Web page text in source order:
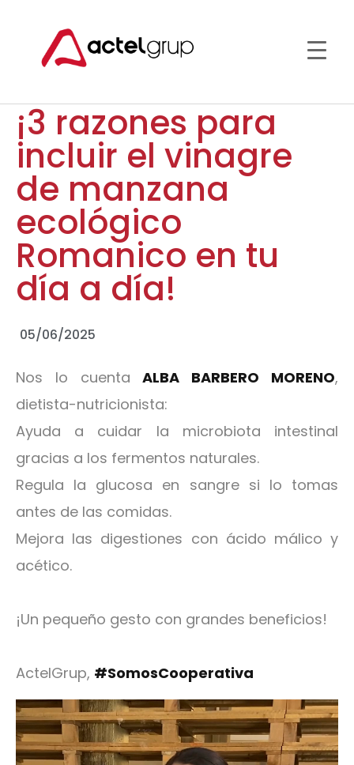
¡3 razones para
incluir el vinagre
de manzana
ecológico
Romanico en tu
día a día!
05/06/2025
Nos lo cuentaALBA BARBERO MORENO,
dietista-nutricionista:
Ayuda a cuidar la microbiota intestinal
gracias a los fermentos naturales.
Regula la glucosa en sangre si lo tomas
antes de las comidas.
Mejora las digestiones con ácido málico y
acético.
¡Un pequeño gesto con grandes beneficios!
ActelGrup, #SomosCooperativa